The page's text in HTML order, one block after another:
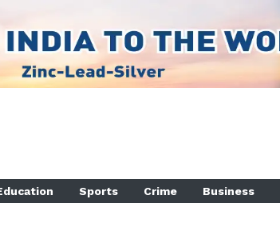
Sports Crime Business